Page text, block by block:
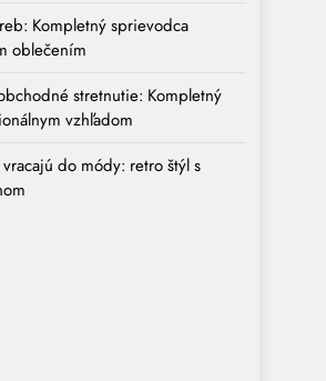
Kompletný sprievodca
oblečením
stretnutie: Kompletný
vzhľadom
do módy: retro štýl s